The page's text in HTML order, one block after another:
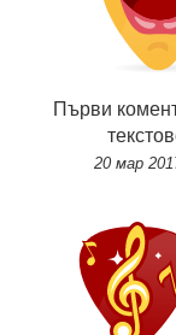
Първи
20 мар